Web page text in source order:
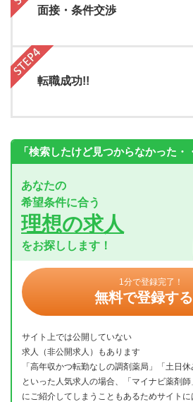
面接・条件交渉
転職成功!!
「検索したけど見つからなかった・
あなたの
希望条件に合う
理想の求人
をお探しします！
1分で登録完了！
無料で登録する
サイト上では公開していない
求人（非公開求人）もあります
「高年収かつ転勤なしの調剤薬局」「土日
といった人気求人の場合、「マイナビ薬剤
にご紹介してしまうこともあるためサイト